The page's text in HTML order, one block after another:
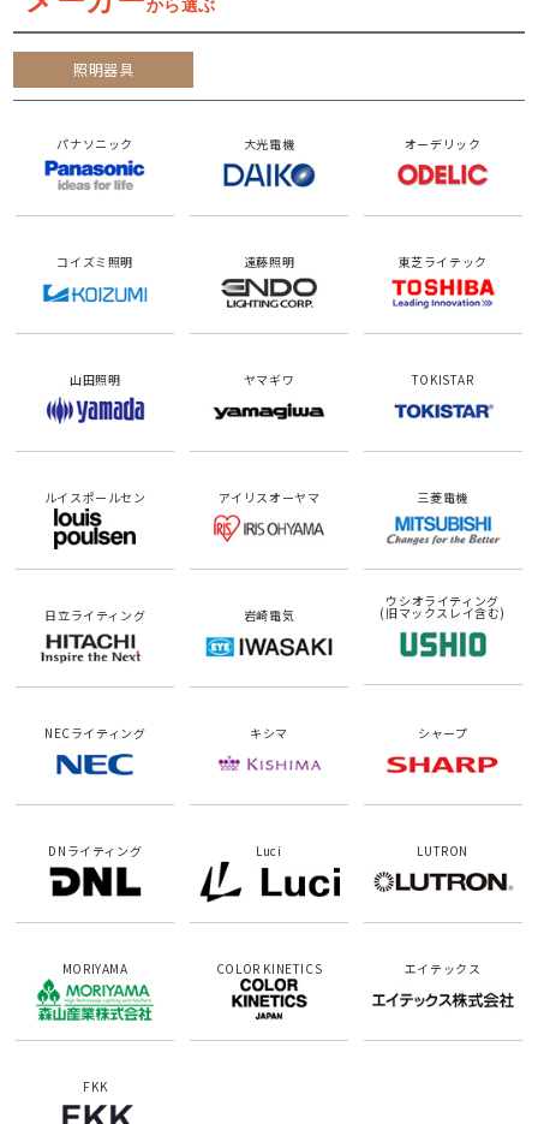
から選ぶ
照明器具
パナソニック 大光電機 オーデリック
コイズミ照明 遠藤照明 東芝ライテック
山田照明 ヤマギワ TOKISTAR
ルイスポールセン アイリスオーヤマ 三菱電機
日立ライティング 岩崎電気
ウシオライティング
(旧マックスレイ含む)
NECライティング キシマ シャープ
DNライティング Luci LUTRON
MORIYAMA COLOR KINETICS エイテックス
FKK